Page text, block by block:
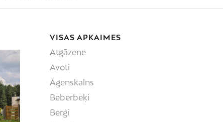
VISAS APKAIMES
Atgāzene
Avoti
Āgenskalns
Beberbeķi
Berģi